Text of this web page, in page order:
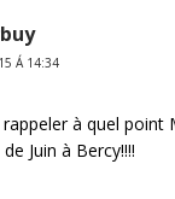
Á 14:34
à quel point
Juin à Bercy!!!!